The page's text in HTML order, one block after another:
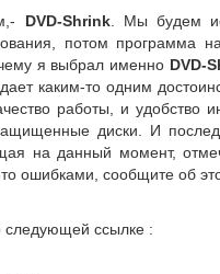
DVD-Shrink. Мы будем
потом программа
я выбрал именно DVD-
каким-то одним
работы, и удобство
диски. И
на данный момент,
то ошибками, сообщите об
следующей ссылке :